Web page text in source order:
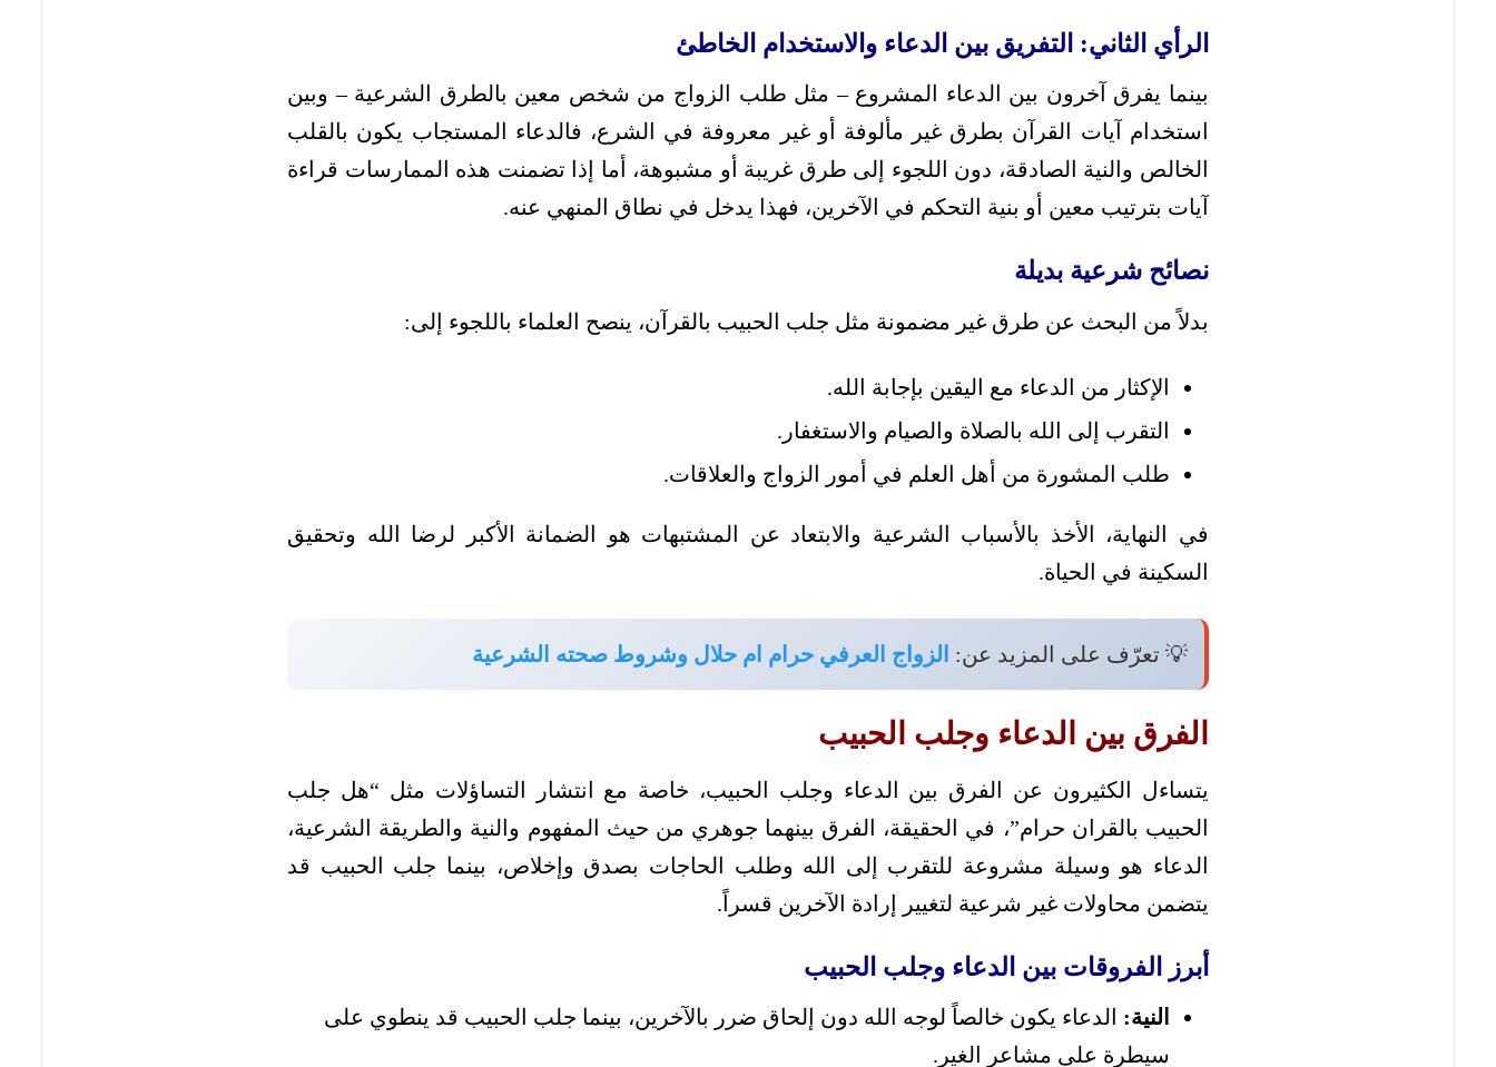
الرأي الثاني: التفريق بين الدعاء والاستخدام الخاطئ
بينما يفرق آخرون بين الدعاء المشروع – مثل طلب الزواج من شخص معين بالطرق الشرعية – وبين
استخدام آيات القرآن بطرق غير مألوفة أو غير معروفة في الشرع، فالدعاء المستجاب يكون بالقلب
الخالص والنية الصادقة، دون اللجوء إلى طرق غريبة أو مشبوهة، أما إذا تضمنت هذه الممارسات قراءة
آيات بترتيب معين أو بنية التحكم في الآخرين، فهذا يدخل في نطاق المنهي عنه.
نصائح شرعية بديلة
بدلاً من البحث عن طرق غير مضمونة مثل جلب الحبيب بالقرآن، ينصح العلماء باللجوء إلى:
الإكثار من الدعاء مع اليقين بإجابة الله.
التقرب إلى الله بالصلاة والصيام والاستغفار.
طلب المشورة من أهل العلم في أمور الزواج والعلاقات.
في النهاية، الأخذ بالأسباب الشرعية والابتعاد عن المشتبهات هو الضمانة الأكبر لرضا الله وتحقيق
السكينة في الحياة.
💡 تعرّف على المزيد عن: الزواج العرفي حرام ام حلال وشروط صحته الشرعية
الفرق بين الدعاء وجلب الحبيب
يتساءل الكثيرون عن الفرق بين الدعاء وجلب الحبيب، خاصة مع انتشار التساؤلات مثل “هل جلب
الحبيب بالقران حرام”، في الحقيقة، الفرق بينهما جوهري من حيث المفهوم والنية والطريقة الشرعية،
الدعاء هو وسيلة مشروعة للتقرب إلى الله وطلب الحاجات بصدق وإخلاص، بينما جلب الحبيب قد
يتضمن محاولات غير شرعية لتغيير إرادة الآخرين قسراً.
أبرز الفروقات بين الدعاء وجلب الحبيب
النية: الدعاء يكون خالصاً لوجه الله دون إلحاق ضرر بالآخرين، بينما جلب الحبيب قد ينطوي على
سيطرة على مشاعر الغير.